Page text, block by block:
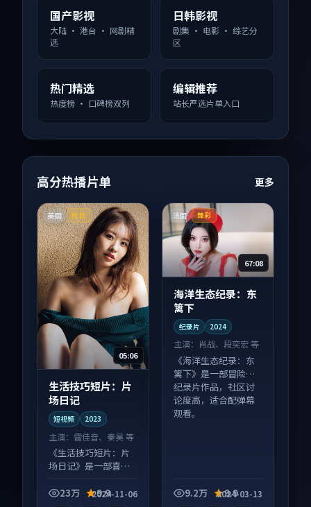
国产影视
大陆 · 港台 · 网剧精
选
日韩影视
剧集 · 电影 · 综艺分
区
热门精选
热度榜 · 口碑榜双列
编辑推荐
站长严选片单入口
高分热播片单 更多
英国 杜比
05:06
生活技巧短片：片
场日记
短视频 2023
主演： 雷佳音、秦昊 等
《生活技巧短片：片
场日记》是一部喜剧
紧凑信息量大，适合
23万 9.9
2024-11-06
法国 臻彩
67:08
海洋生态纪录：东
篱下
纪录片 2024
主演： 肖战、段奕宏 等
《海洋生态纪录：东
篱下》是一部冒险向
纪录片作品，社区讨
论度高，适合配弹幕
观看。
9.2万 9.9
2024-03-13